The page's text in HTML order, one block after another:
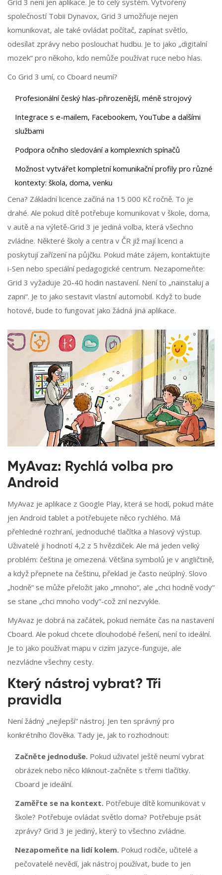
Grid 3 není jen aplikace. Je to celý systém. Vytvořený
společností Tobii Dynavox, Grid 3 umožňuje nejen
komunikovat, ale také ovládat počítač, zapínat světlo,
odesílat zprávy nebo poslouchat hudbu. Je to jako „digitalní
mozek“ pro někoho, kdo nemůže používat ruce nebo hlas.
Co Grid 3 umí, co Cboard neumí?
Profesionální český hlas-přirozenější, méně strojový
Integrace s e-mailem, Facebookem, YouTube a dalšími
službami
Podpora očního sledování a komplexních spínačů
Možnost vytvářet kompletní komunikační profily pro různé
kontexty: škola, doma, venku
Cena? Základní licence začíná na 15 000 Kč ročně. To je
drahé. Ale pokud dítě potřebuje komunikovat v škole, doma,
v autě a na výletě-Grid 3 je jediná volba, která všechno
zvládne. Některé školy a centra v ČR již mají licenci a
poskytují zařízení na půjčku. Pokud máte zájem, kontaktujte
i-Sen nebo speciální pedagogické centrum. Nezapomeňte:
Grid 3 vyžaduje 20-40 hodin nastavení. Není to „nainstaluj a
zapni“. Je to jako sestavit vlastní automobil. Když to bude
hotové, bude to fungovat jako žádná jiná aplikace.
MyAvaz: Rychlá volba pro
Android
MyAvaz je aplikace z Google Play, která se hodí, pokud máte
jen Android tablet a potřebujete něco rychlého. Má
přehledné rozhraní, jednoduché tlačítka a hlasový výstup.
Uživatelé ji hodnotí 4,2 z 5 hvězdiček. Ale má jeden velký
problém: čeština je omezená. Většina symbolů je v angličtině,
a když přepnete na češtinu, překlad je často neúplný. Slovo
„hodně“ se může přeložit jako „mnoho“, ale „chci hodně vody“
se stane „chci mnoho vody“-což zní nezvykle.
MyAvaz je dobrá na začátek, pokud nemáte čas na nastavení
Cboard. Ale pokud chcete dlouhodobé řešení, není to ideální.
Je to jako používat mapu v cizím jazyce-funguje, ale
nezvládne všechny cesty.
Který nástroj vybrat? Tři
pravidla
Není žádný „nejlepší“ nástroj. Jen ten správný pro
konkrétního člověka. Tady je, jak to rozhodnout:
Začněte jednoduše. Pokud uživatel ještě neumí vybrat
obrázek nebo něco kliknout-začněte s třemi tlačítky.
Cboard je ideální.
Zaměřte se na kontext. Potřebuje dítě komunikovat v
škole? Potřebuje ovládat světlo doma? Potřebuje psát
zprávy? Grid 3 je jediný, který to všechno zvládne.
Nezapomeňte na lidí kolem. Pokud rodiče, učitelé a
pečovatelé nevědí, jak nástroj používat, bude to jen